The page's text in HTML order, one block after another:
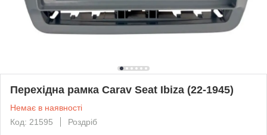
Перехідна рамка Carav Seat Ibiza (22-1945)
Немає в наявності
Код: 21595
Роздріб